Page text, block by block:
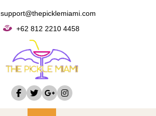
support@thepicklemiami.com
+62 812 2210 4458